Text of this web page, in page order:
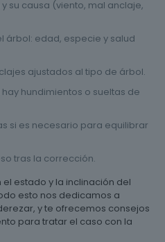
su causa (viento, mal anclaje,
árbol: edad, especie y salud
ajustados al tipo de árbol.
hundimientos o sueltas de
si es necesario para equilibrar
tras la corrección.
estado y la inclinación del
esto nos dedicamos a
y te ofrecemos consejos
para tratar el caso con la